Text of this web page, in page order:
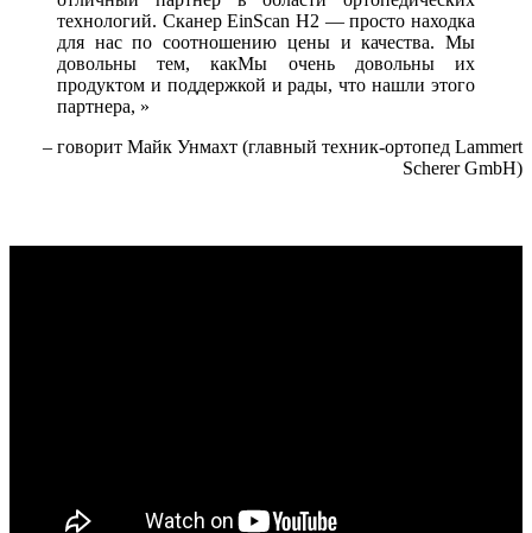
технологий. Сканер EinScan H2 — просто находка
для нас по соотношению цены и качества. Мы
довольны тем, какМы очень довольны их
продуктом и поддержкой и рады, что нашли этого
партнера, »
– говорит Майк Унмахт (главный техник-ортопед Lammert
Scherer GmbH)